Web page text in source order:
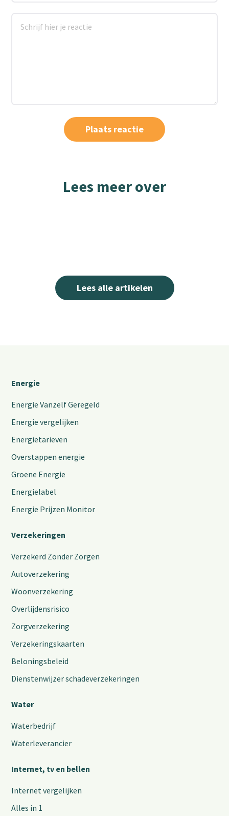
Lees meer over
Lees alle artikelen
Energie
Energie Vanzelf Geregeld
Energie vergelijken
Energietarieven
Overstappen energie
Groene Energie
Energielabel
Energie Prijzen Monitor
Verzekeringen
Verzekerd Zonder Zorgen
Autoverzekering
Woonverzekering
Overlijdensrisico
Zorgverzekering
Verzekeringskaarten
Beloningsbeleid
Dienstenwijzer schadeverzekeringen
Water
Waterbedrijf
Waterleverancier
Internet, tv en bellen
Internet vergelijken
Alles in 1